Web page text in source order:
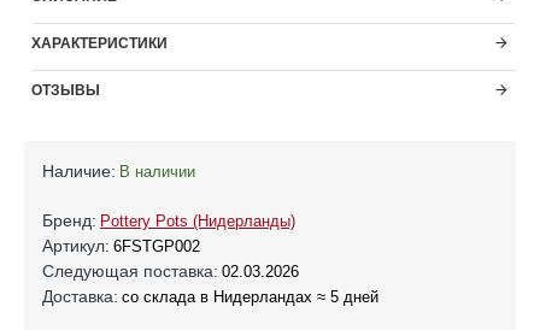
ХАРАКТЕРИСТИКИ
ОТЗЫВЫ
Наличие: В наличии
Бренд: Pottery Pots (Нидерланды)
Артикул: 6FSTGP002
Следующая поставка: 02.03.2026
Доставка: со склада в Нидерландах ≈ 5 дней